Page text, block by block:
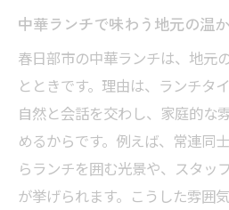
中華ランチで味わう地元の温
春日部市の中華ランチは、地元
とときです。理由は、ランチタ
自然と会話を交わし、家庭的な
めるからです。例えば、常連同
らランチを囲む光景や、スタッ
が挙げられます。こうした雰囲